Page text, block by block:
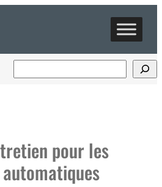
pour les